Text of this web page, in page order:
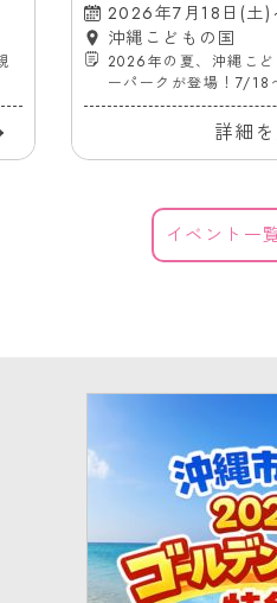
2026年7月18日(土)
沖縄こどもの国
2026年の夏、沖縄こ
ーパークが登場！7/18
詳細
イベント一